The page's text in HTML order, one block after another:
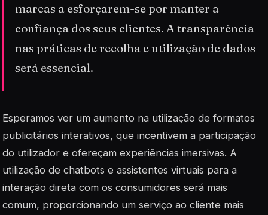
marcas a esforçarem-se por manter a
confiança dos seus clientes. A transparência
nas práticas de recolha e utilização de dados
será essencial.
Esperamos ver um aumento na utilização de formatos
publicitários interativos, que incentivem a participação
do utilizador e ofereçam experiências imersivas. A
utilização de chatbots e assistentes virtuais para a
interação direta com os consumidores será mais
comum, proporcionando um serviço ao cliente mais